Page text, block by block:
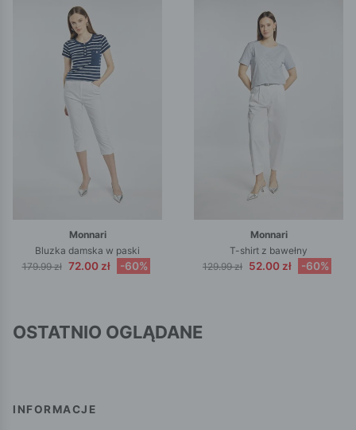
Monnari
Bluzka damska w paski
179.99 zł 72.00 zł -60%
Monnari
T-shirt z bawełny
129.99 zł 52.00 zł -60%
OSTATNIO OGLĄDANE
INFORMACJE